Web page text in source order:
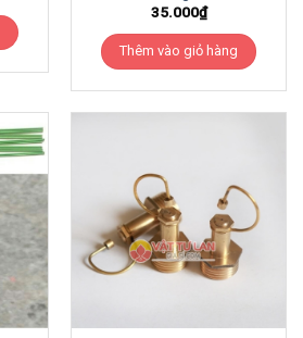
35.000₫
Thêm vào giỏ hàng